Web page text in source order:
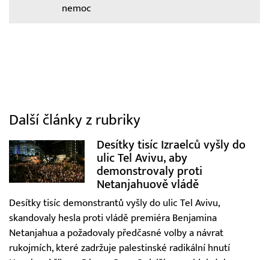
nemoc
Další články z rubriky
Desítky tisíc Izraelců vyšly do
ulic Tel Avivu, aby
demonstrovaly proti
Netanjahuově vládě
Desítky tisíc demonstrantů vyšly do ulic Tel Avivu,
skandovaly hesla proti vládě premiéra Benjamina
Netanjahua a požadovaly předčasné volby a návrat
rukojmích, které zadržuje palestinské radikální hnutí